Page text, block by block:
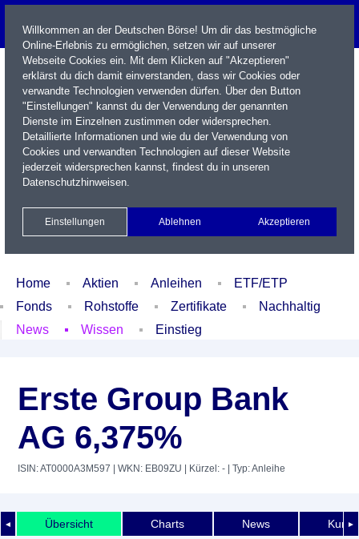
Name / WKN / ISIN / Kürzel
Xetra Realtime
Watchlist Portfolio Login
Home Aktien Anleihen
ETF/ETP
Fonds
Rohstoffe Zertifikate
Nachhaltig
News
Wissen Einstieg
Erste Group Bank
AG 6,375%
ISIN: AT0000A3M597 | WKN: EB09ZU | Kürzel: - | Typ: Anleihe
◄ ►
Übersicht Charts News
Willkommen an der Deutschen Börse! Um dir das bestmögliche
Online-Erlebnis zu ermöglichen, setzen wir auf unserer
Webseite Cookies ein. Mit dem Klicken auf "Akzeptieren"
erklärst du dich damit einverstanden, dass wir Cookies oder
verwandte Technologien verwenden dürfen. Über den Button
"Einstellungen" kannst du der Verwendung der genannten
Dienste im Einzelnen zustimmen oder widersprechen.
Detaillierte Informationen und wie du der Verwendung von
Cookies und verwandten Technologien auf dieser Website
jederzeit widersprechen kannst, findest du in unseren
Datenschutzhinweisen.
Einstellungen Ablehnen Akzeptieren